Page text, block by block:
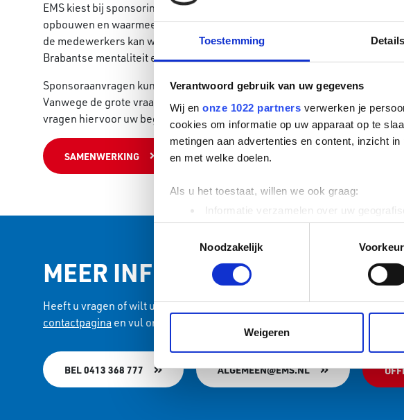
Toestemming Details
Verantwoord gebruik van uw gegevens
Wij en onze 1022 partners verwerken je
cookies om informatie op uw apparaat op te
metingen aan advertenties en content, inzicht
en met welke doelen.
Als u het toestaat, willen we ook graag:
Informatie verzamelen over uw
Uw apparaat identificeren door het
Lees meer over hoe uw persoonlijke
toestemming op elk moment wijzigen of
websiteverkeer te analyseren. Ook delen we
media, adverteren en analyse. Deze partners
Noodzakelijk
Weigeren
EMS kiest bij sponsoring voor projecten die een langdurige relatie kunnen
opbouwen en waarmee de maatschappelijke betrokkenheid van het
de medewerkers kan worden uitgedragen. EMS kenmerkt zich door een
Brabantse mentaliteit en een sterke betrokkenheid bij de vestigingsplaats
Sponsoraanvragen kunnen worden ingediend viacommunicatie@ems.nl
Vanwege de grote vraag kunnen wij helaas niet op alle verzoeken ingaan.
vragen hiervoor uw begrip.
SAMENWERKING
MEER INFORMATIE?
Heeft u vragen of wilt u de mogelijkheden bespreken? Neem contact met
contactpagina en vul ons formulier in.
BEL 0413 368 777 ALGEMEEN@EMS.NL